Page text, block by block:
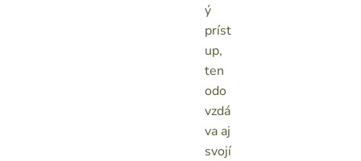
ý
príst
up,
ten
odo
vzdá
va aj
svojí